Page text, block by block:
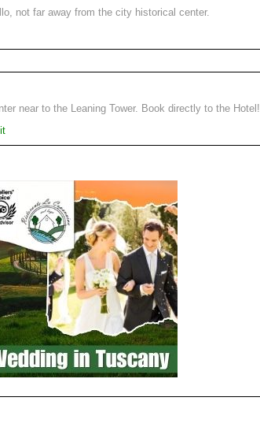
not far away from the city historical center.
near to the Leaning Tower. Book directly to the Hotel!